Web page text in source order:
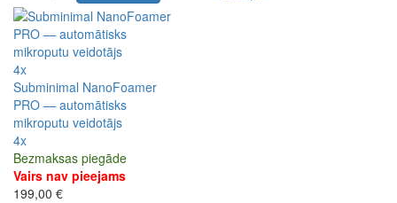
4x
Subminimal NanoFoamer
PRO — automātisks
mikroputu veidotājs
4x
Bezmaksas piegāde
Vairs nav pieejams
199,00 €